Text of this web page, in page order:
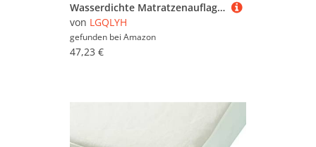
Wasserdichte Matratzenauflage 40/50/60/70/80/90/100/130/140/150/160/170 Matratzenschoner Atmungsaktiv Bettnässer Bettunterlage Inkontinenzunterlage Waschbar Für Damen und Senioren(180x200cm,Brown)
von LGQLYH
gefunden bei Amazon
47,23 €